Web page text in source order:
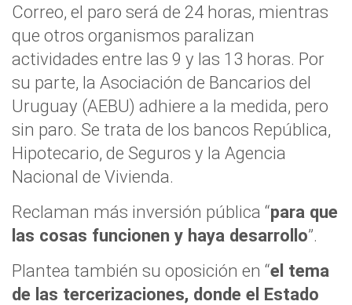
Correo, el paro será de 24 horas, mientras
que otros organismos paralizan
actividades entre las 9 y las 13 horas. Por
su parte, la Asociación de Bancarios del
Uruguay (AEBU) adhiere a la medida, pero
sin paro. Se trata de los bancos República,
Hipotecario, de Seguros y la Agencia
Nacional de Vivienda.
Reclaman más inversión pública “para que
las cosas funcionen y haya desarrollo”.
Plantea también su oposición en “el tema
de las tercerizaciones, donde el Estado